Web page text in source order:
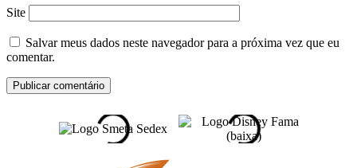
Site
Salvar meus dados neste navegador para a próxima vez que eu
comentar.